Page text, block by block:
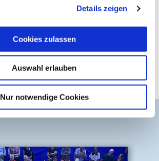
Details zeigen
Cookies zulassen
Auswahl erlauben
Nur notwendige Cookies